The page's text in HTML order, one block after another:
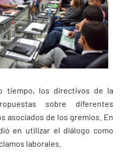
tiempo, los directivos de la
sobre diferentes
asociados de los gremios. En
en utilizar el diálogo como
laborales.